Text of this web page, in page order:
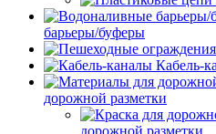
барьеры/буферы
Кабель-
дорожной разметки
дорожной разметки